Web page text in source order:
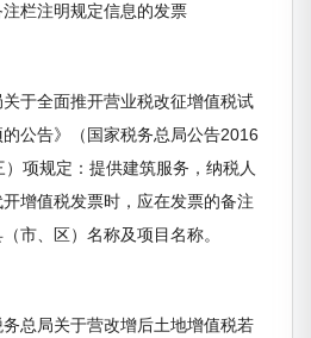
栏注明规定信息的发票
全面推开营业税改征增值税试
公告》（国家税务总局公告2016
项规定：提供建筑服务，纳税人
增值税发票时，应在发票的备注
市、区）名称及项目名称。
局关于营改增后土地增值税若